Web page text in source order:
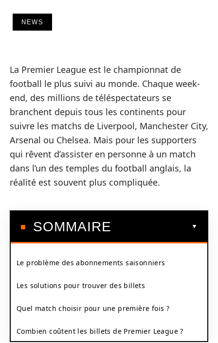
NEWS
La Premier League est le championnat de
football le plus suivi au monde. Chaque week-
end, des millions de téléspectateurs se
branchent depuis tous les continents pour
suivre les matchs de Liverpool, Manchester City,
Arsenal ou Chelsea. Mais pour les supporters
qui rêvent d’assister en personne à un match
dans l’un des temples du football anglais, la
réalité est souvent plus compliquée.
SOMMAIRE
Le problème des abonnements saisonniers
Les solutions pour trouver des billets
Quel match choisir pour une première fois ?
Combien coûtent les billets de Premier League ?